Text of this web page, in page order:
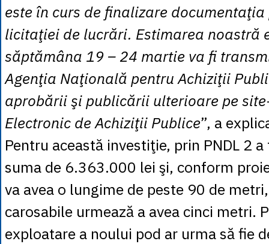
este în curs de finalizare
licitaţiei de lucrări. Estimarea noastră
săptămâna 19 – 24 martie va fi
Agenţia Naţională pentru Achiziţii
aprobării şi publicării ulterioare pe
Electronic de Achiziţii Publice”, a
Pentru această investiţie, prin PNDL 2
suma de 6.363.000 lei şi, conform
va avea o lungime de peste 90 de
carosabile urmează a avea cinci metri.
exploatare a noului pod ar urma să fie